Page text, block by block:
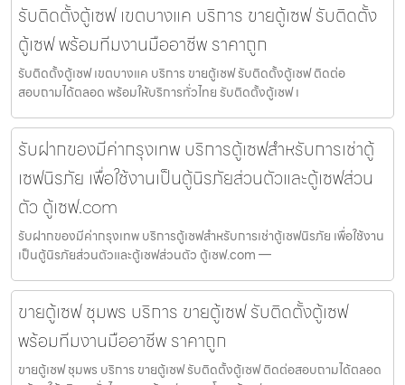
รับติดตั้งตู้เซฟ เขตบางแค บริการ ขายตู้เซฟ รับติดตั้ง
ตู้เซฟ พร้อมทีมงานมืออาชีพ ราคาถูก
รับติดตั้งตู้เซฟ เขตบางแค บริการ ขายตู้เซฟ รับติดตั้งตู้เซฟ ติดต่อ
สอบถามได้ตลอด พร้อมให้บริการทั่วไทย รับติดตั้งตู้เซฟ เ
รับฝากของมีค่ากรุงเทพ บริการตู้เซฟสำหรับการเช่าตู้
เซฟนิรภัย เพื่อใช้งานเป็นตู้นิรภัยส่วนตัวและตู้เซฟส่วน
ตัว ตู้เซฟ.com
รับฝากของมีค่ากรุงเทพ บริการตู้เซฟสำหรับการเช่าตู้เซฟนิรภัย เพื่อใช้งาน
เป็นตู้นิรภัยส่วนตัวและตู้เซฟส่วนตัว ตู้เซฟ.com —
ขายตู้เซฟ ชุมพร บริการ ขายตู้เซฟ รับติดตั้งตู้เซฟ
พร้อมทีมงานมืออาชีพ ราคาถูก
ขายตู้เซฟ ชุมพร บริการ ขายตู้เซฟ รับติดตั้งตู้เซฟ ติดต่อสอบถามได้ตลอด